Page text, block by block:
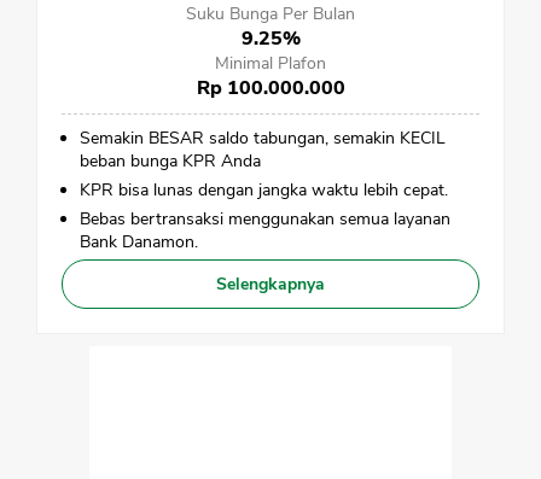
Suku Bunga Per Bulan
9.25%
Minimal Plafon
Rp 100.000.000
Semakin BESAR saldo tabungan, semakin KECIL
beban bunga KPR Anda
KPR bisa lunas dengan jangka waktu lebih cepat.
Bebas bertransaksi menggunakan semua layanan
Bank Danamon.
Selengkapnya